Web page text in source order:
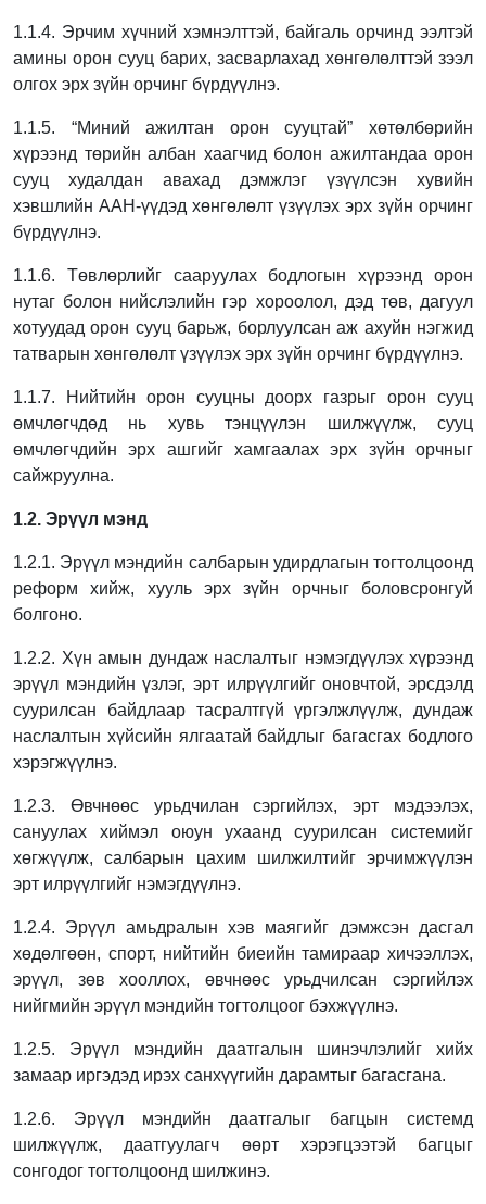
1.1.4. Эрчим хүчний хэмнэлттэй, байгаль орчинд ээлтэй
амины орон сууц барих,засварлахад хөнгөлөлттэй зээл
олгох эрх зүйн орчинг бүрдүүлнэ.
1.1.5. “Миний ажилтан орон сууцтай” хөтөлбөрийн
хүрээнд төрийн албан хаагчид болон ажилтандаа орон
сууц худалдан авахад дэмжлэг үзүүлсэн хувийн
хэвшлийн ААН-үүдэд хөнгөлөлт үзүүлэх эрх зүйн орчинг
бүрдүүлнэ.
1.1.6. Төвлөрлийг сааруулах бодлогын хүрээнд орон
нутаг болон нийслэлийн гэр хороолол, дэд төв, дагуул
хотуудад орон сууц барьж, борлуулсан аж ахуйн нэгжид
татварын хөнгөлөлт үзүүлэх эрх зүйн орчинг бүрдүүлнэ.
1.1.7. Нийтийн орон сууцны доорх газрыг орон сууц
өмчлөгчдөд нь хувь тэнцүүлэн шилжүүлж, сууц
өмчлөгчдийн эрх ашгийг хамгаалах эрх зүйн орчныг
сайжруулна.
1.2. Эрүүл мэнд
1.2.1. Эрүүл мэндийн салбарын удирдлагын тогтолцоонд
реформ хийж, хууль эрх зүйн орчныг боловсронгуй
болгоно.
1.2.2. Хүн амын дундаж наслалтыг нэмэгдүүлэх хүрээнд
эрүүл мэндийн үзлэг, эрт илрүүлгийг оновчтой, эрсдэлд
суурилсан байдлаар тасралтгүй үргэлжлүүлж, дундаж
наслалтын хүйсийн ялгаатай байдлыг багасгах бодлого
хэрэгжүүлнэ.
1.2.3. Өвчнөөс урьдчилан сэргийлэх, эрт мэдээлэх,
сануулах хиймэл оюун ухаандсуурилсан системийг
хөгжүүлж, салбарын цахим шилжилтийг эрчимжүүлэн
эрт илрүүлгийг нэмэгдүүлнэ.
1.2.4. Эрүүл амьдралын хэв маягийг дэмжсэн дасгал
хөдөлгөөн, спорт, нийтийн биеийнтамираар хичээллэх,
эрүүл, зөв хооллох, өвчнөөс урьдчилсан сэргийлэх
нийгмийн эрүүл мэндийн тогтолцоог бэхжүүлнэ.
1.2.5. Эрүүл мэндийн даатгалын шинэчлэлийг хийх
замаар иргэдэд ирэх санхүүгийн дарамтыг багасгана.
1.2.6. Эрүүл мэндийн даатгалыг багцын системд
шилжүүлж, даатгуулагч өөрт хэрэгцээтэй багцыг
сонгодог тогтолцоонд шилжинэ.